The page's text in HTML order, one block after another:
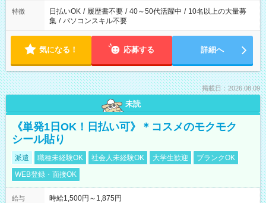
特徴 日払いOK / 履歴書不要 / 40～50代活躍中 / 10名以上の大量募
集 / パソコンスキル不要
気になる！ 応募する 詳細へ
掲載日：2026.08.09
未読
《単発1日OK！日払い可》＊コスメのモクモク
シール貼り
派遣 職種未経験OK 社会人未経験OK 大学生歓迎
ブランクOK
WEB登録・面接OK
給与
時給1,500円～1,875円